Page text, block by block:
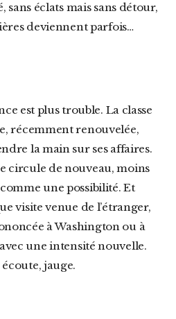
sans éclats mais sans détour,
deviennent parfois…
récemment renouvelée,
la main sur ses affaires.
circule de nouveau, moins
une possibilité. Et
visite venue de l’étranger,
à Washington ou à
une intensité nouvelle.
jauge.